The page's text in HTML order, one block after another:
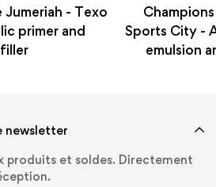
Jumeriah - Texo
primer and
Sports City -
emulsion
newsletter
produits et soldes. Directement